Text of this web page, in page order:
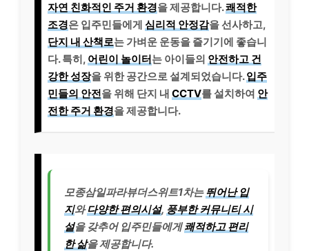
자연 친화적인 주거 환경을 제공합니다.쾌적한
조경은 입주민들에게 심리적 안정감을 선사하고,
단지 내 산책로는 가벼운 운동을 즐기기에 좋습니
다. 특히, 어린이 놀이터는 아이들의 안전하고 건
강한 성장을 위한 공간으로 설계되었습니다.입주
민들의 안전을 위해 단지 내 CCTV를 설치하여 안
전한 주거 환경을 제공합니다.
모종삼일파라뷰더스위트1차는뛰어난 입
지와다양한 편의시설, 풍부한 커뮤니티 시
설을 갖추어 입주민들에게쾌적하고 편리
한 삶을 제공합니다.